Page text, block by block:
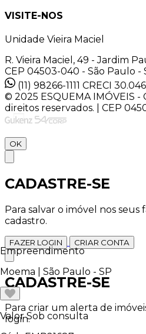
Empreendimento
Moema | São Paulo - SP
Valor Sob consulta
VISITE-NOS
Unidade Vieira Maciel
R. Vieira Maciel, 49 - Jardim
CEP 04503-040 - São Paulo -
(11) 98266-1111 CRECI
© 2025 ESQUEMA IMÓVEIS -
direitos reservados. | CEP
OK
CADASTRE-SE
Para salvar o imóvel nos seus
cadastro.
FAZER LOGIN CRIAR CONTA
CADASTRE-SE
Para criar um alerta de
login.